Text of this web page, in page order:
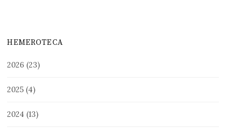
HEMEROTECA
2026 (23)
2025 (4)
2024 (13)